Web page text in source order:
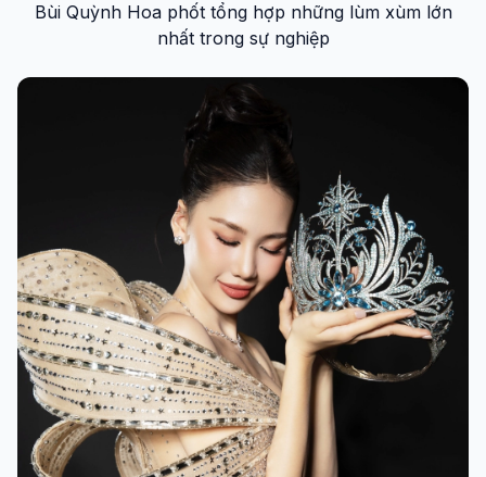
Bùi Quỳnh Hoa phốt tổng hợp những lùm xùm lớn
nhất trong sự nghiệp